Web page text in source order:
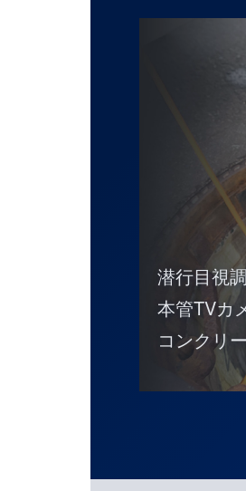
潜行目視
本管TVカ
コンクリ